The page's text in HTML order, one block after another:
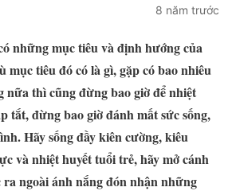
8 năm trước
những mục tiêu và định hướng của
tiêu đó có là gì, gặp có bao nhiêu
nữa thì cũng đừng bao giờ để nhiệt
tắt, đừng bao giờ đánh mất sức sống,
Hãy sống đầy kiên cường, kiêu
và nhiệt huyết tuổi trẻ, hãy mở cánh
ngoài ánh nắng đón nhận những